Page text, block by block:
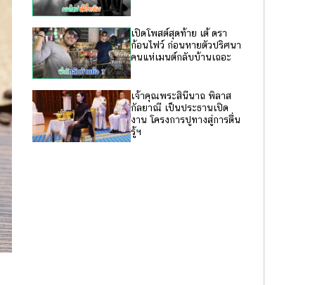
เปิดโพสต์สุดท้าย เต้ ดรา
ก้อนไฟว์ ก่อนหายตัวปริศนา
คนแห่เมนต์กลับบ้านเถอะ
เจ้าคุณพระสินีนาถ พิลาส
กัลยาณี เป็นประธานเปิด
งาน โครงการปูทางสู่การตื่น
รู้ฯ